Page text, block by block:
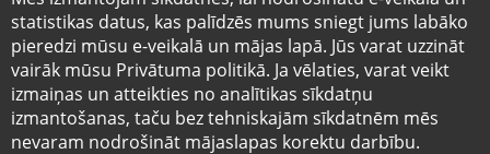
statistikas datus, kas palīdzēs mums sniegt jums labāko
pieredzi mūsu e-veikalā un mājas lapā. Jūs varat uzzināt
vairāk mūsu Privātuma politikā. Ja vēlaties, varat veikt
izmaiņas un atteikties no analītikas sīkdatņu
izmantošanas, taču bez tehniskajām sīkdatnēm mēs
nevaram nodrošināt mājaslapas korektu darbību.
Sīkdatņu noteikumi
© Mazo brāļu hospitālis 2026
Pēdējais tīmekļvietnē ievietotās informācijas
atjaunošanas datums 07.08.2026